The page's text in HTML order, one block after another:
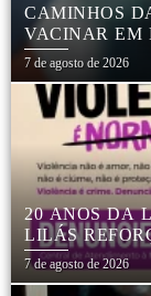
CAMINHOS
VACINAR EM
7 de agosto de 2026
20 ANOS DA
LILÁS
MULHERES
7 de agosto de 2026